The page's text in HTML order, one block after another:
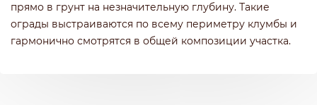
прямо в грунт на незначительную глубину. Такие
ограды выстраиваются по всему периметру клумбы и
гармонично смотрятся в общей композиции участка.